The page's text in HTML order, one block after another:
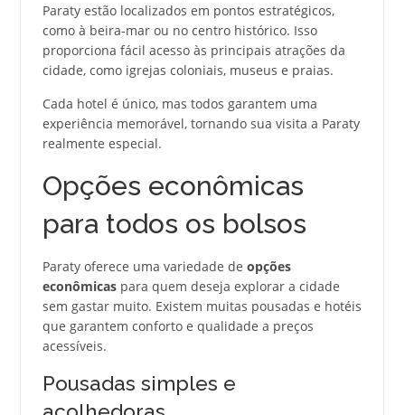
Paraty estão localizados em pontos estratégicos,
como à beira-mar ou no centro histórico. Isso
proporciona fácil acesso às principais atrações da
cidade, como igrejas coloniais, museus e praias.
Cada hotel é único, mas todos garantem uma
experiência memorável, tornando sua visita a Paraty
realmente especial.
Opções econômicas
para todos os bolsos
Paraty oferece uma variedade de opções
econômicaspara quem deseja explorar a cidade
sem gastar muito. Existem muitas pousadas e hotéis
que garantem conforto e qualidade a preços
acessíveis.
Pousadas simples e